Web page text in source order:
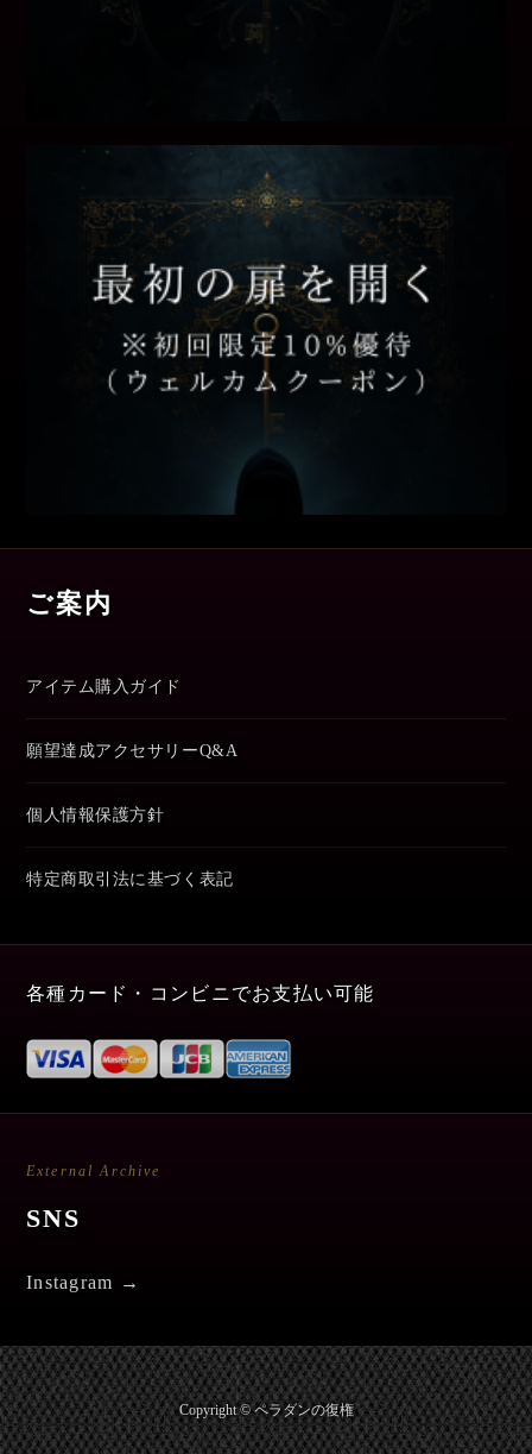
ご案内
アイテム購入ガイド
願望達成アクセサリーQ&A
個人情報保護方針
特定商取引法に基づく表記
各種カード・コンビニでお支払い可能
External Archive
SNS
Instagram →
Copyright © ペラダンの復権